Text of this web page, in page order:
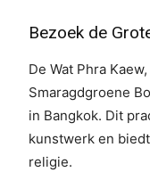
Bezoek de
De Wat Phra
Smaragdgroene
in Bangkok. Dit
kunstwerk en
religie.